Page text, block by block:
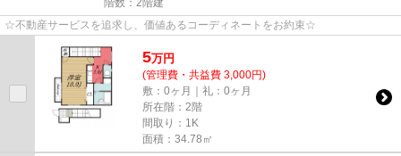
階数：2階建
☆不動産サービスを追求し、価値あるコーディネートをお約束☆
5万円
(管理費・共益費 3,000円)
敷：0ヶ月｜礼：0ヶ月
所在階：2階
間取り：1K
面積：34.78㎡